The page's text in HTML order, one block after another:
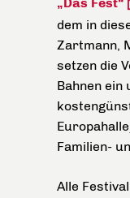
dem in
Zartmann,
setzen die
Bahnen
Familien-
Alle